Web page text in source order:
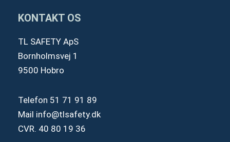
KONTAKT OS
TL SAFETY ApS
Bornholmsvej 1
9500 Hobro
Telefon 51 71 91 89
Mail info@tlsafety.dk
CVR. 40 80 19 36